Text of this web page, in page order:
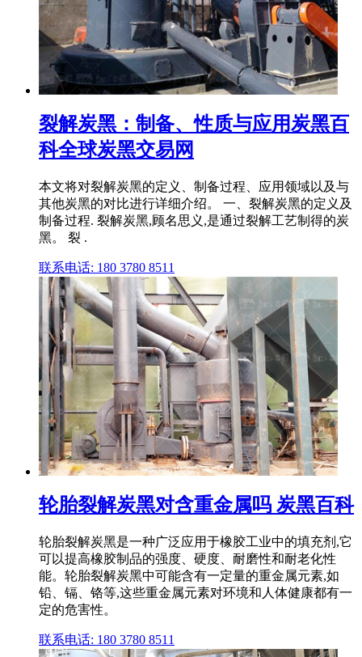
裂解炭黑：制备、性质与应用炭黑百
科全球炭黑交易网
本文将对裂解炭黑的定义、制备过程、应用领域以及与
其他炭黑的对比进行详细介绍。 一、裂解炭黑的定义及
制备过程. 裂解炭黑,顾名思义,是通过裂解工艺制得的炭
黑。 裂 .
联系电话: 180 3780 8511
轮胎裂解炭黑对含重金属吗 炭黑百科
轮胎裂解炭黑是一种广泛应用于橡胶工业中的填充剂,它
可以提高橡胶制品的强度、硬度、耐磨性和耐老化性
能。轮胎裂解炭黑中可能含有一定量的重金属元素,如
铅、镉、铬等,这些重金属元素对环境和人体健康都有一
定的危害性。
联系电话: 180 3780 8511